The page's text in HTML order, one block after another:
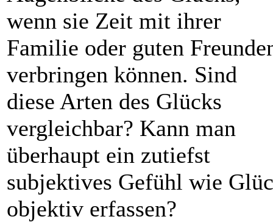
wenn sie Zeit mit ihrer
Familie oder guten
verbringen können. Sind
diese Arten des Glücks
vergleichbar? Kann man
überhaupt ein zutiefst
subjektives Gefühl wie
objektiv erfassen?